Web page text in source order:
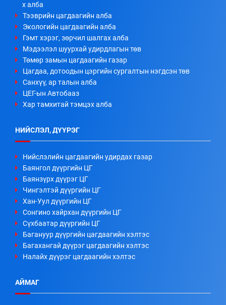
х алба
Тээврийн цагдаагийн алба
Экологийн цагдаагийн алба
Гэмт хэрэг, зөрчил шалгах алба
Мэдээлэл шуурхай удирдлагын төв
Төмөр замын цагдаагийн газар
Цагдаа, дотоодын цэргийн сургалтын нэгдсэн төв
Санхүү, ар талын алба
ЦЕГ-ын Автобааз
Хар тамхитай тэмцэх алба
НИЙСЛЭЛ, ДҮҮРЭГ
Нийслэлийн цагдаагийн удирдах газар
Баянгол дүүргийн ЦГ
Баянзүрх дүүрэг ЦГ
Чингэлтэй дүүргийн ЦГ
Хан-Уул дүүргийн ЦГ
Сонгино хайрхан дүүргийн ЦГ
Сүхбаатар дүүргийн ЦГ
Багануур дүүргийн цагдаагийн хэлтэс
Багахангай дүүрэг цагдаагийн хэлтэс
Налайх дүүрэг цагдаагийн хэлтэс
АЙМАГ